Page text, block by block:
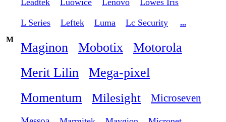
Leadtek Luowice Lenovo Lowes Iris
L Series Leftek Luma Lc Security
...
M
Maginon Mobotix
Motorola
Merit Lilin
Mega-pixel
Momentum
Milesight Microseven